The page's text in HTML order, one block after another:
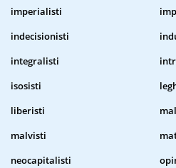
imperialisti
indecisionisti
integralisti
isosisti
liberisti
malvisti
neocapitalisti